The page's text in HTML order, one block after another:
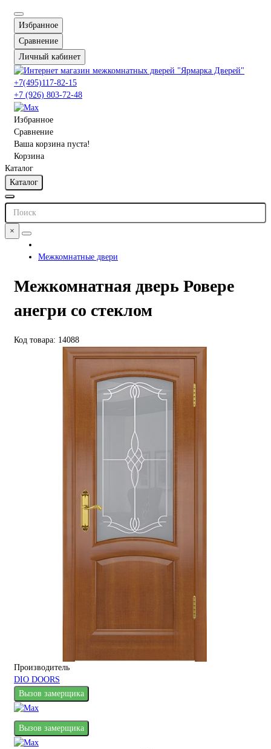
Избранное
Сравнение
Личный кабинет
+7(495)117-82-15
+7 (926) 803-72-48
Избранное
Сравнение
Ваша корзина пуста!
Корзина
Каталог
Каталог
×
Межкомнатные двери
Межкомнатная дверь Ровере
анегри со стеклом
Код товара: 14088
Производитель
DIO DOORS
Вызов замерщика
Вызов замерщика